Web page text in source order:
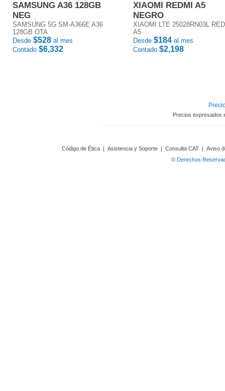
SAMSUNG A36 128GB
NEG
SAMSUNG 5G SM-A366E A36
128GB OTA
Desde $528 al mes
Contado $6,332
XIAOMI REDMI A5
NEGRO
XIAOMI LTE 25028RN03L
A5
Desde $184 al mes
Contado $2,198
Precios expresados
Código de Ética | Asistencia y Soporte | Consulta CAT | Aviso
© Derechos